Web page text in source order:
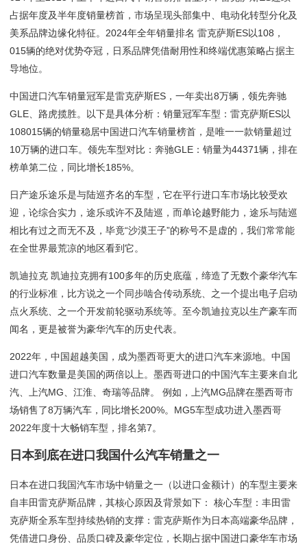
占据年度及半年度销量榜首，市场呈现头部集中、电动化转型分化及
美系品牌边缘化特征。2024年全年销量排名 雷克萨斯ES以108，
015辆的绝对优势夺冠，日系品牌凭借耐用性和终端优惠策略占据主
导地位。
中国进口汽车销量冠军是雷克萨斯ES，一年卖出8万辆，领先奔驰
GLE、路虎揽胜。以下是具体分析：销量冠军车型：雷克萨斯ES以
108015辆的销量稳居中国进口汽车销量榜首，是唯一一款销量超过
10万辆的进口车。领先车型对比：奔驰GLE：销量为44371辆，排在
榜单第二位，同比增长185%。
日产途乐途乐是与陆巡齐名的车型，它在平行进口车市场比较受欢
迎，论综合实力，途乐或许不及陆巡，而单论越野能力，途乐与陆巡
相比有过之而无不及，毕竟“沙漠王子”的称号不是虚的，我们常常能
在全世界最荒凉的地区看到它。
凯迪拉克 凯迪拉克拥有100多年的历史底蕴，缔造了无数个豪华汽车
的行业标准，比方说之一个同步啮合传动系统、之一个提出电子启动
点火系统、之一个开发前轮驱动系统等。至今凯迪拉克以生产豪车而
闻名，更是被誉为豪华汽车的历史代表。
2022年，中国超越美国，成为墨西哥更大的进口汽车来源地。中国
进口汽车数量是美国的两倍以上。墨西哥进口的中国汽车主要来自北
汽、上汽MG、江淮、奇瑞等品牌。 例如，上汽MG品牌在墨西哥市
场销售了8万辆汽车，同比增长200%。MG5车型成功进入墨西哥
2022年度十大畅销车型，排名第7。
日本到底在进口我国什么汽车销量之一
日本在进口我国汽车市场中销量之一（以进口金额计）的车型主要来
自丰田雷克萨斯品牌，其核心原因及背景如下： 核心车型：丰田雷
克萨斯全系车型持续热销的支撑：雷克萨斯作为日本高端豪华品牌，
凭借进口身份、品质口碑及豪华定位，长期占据中国进口豪华车市场